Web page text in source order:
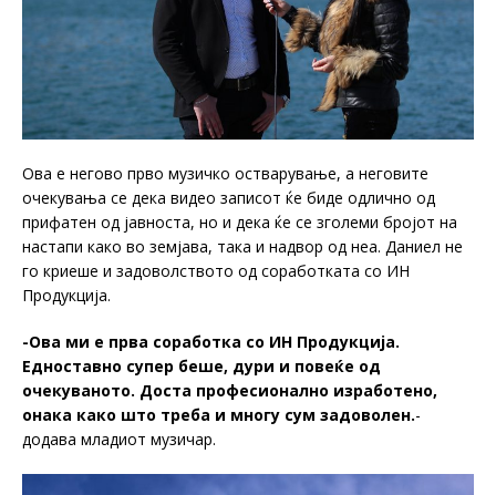
Ова е негово прво музичко остварување, а неговите
очекувања се дека видео записот ќе биде одлично од
прифатен од јавноста, но и дека ќе се зголеми бројот на
настапи како во земјава, така и надвор од неа. Даниел не
го криеше и задоволството од соработката со ИН
Продукција.
-Ова ми е прва соработка со ИН Продукција.
Едноставно супер беше, дури и повеќе од
очекуваното. Доста професионално изработено,
онака како што треба и многу сум задоволен.-
додава младиот музичар.